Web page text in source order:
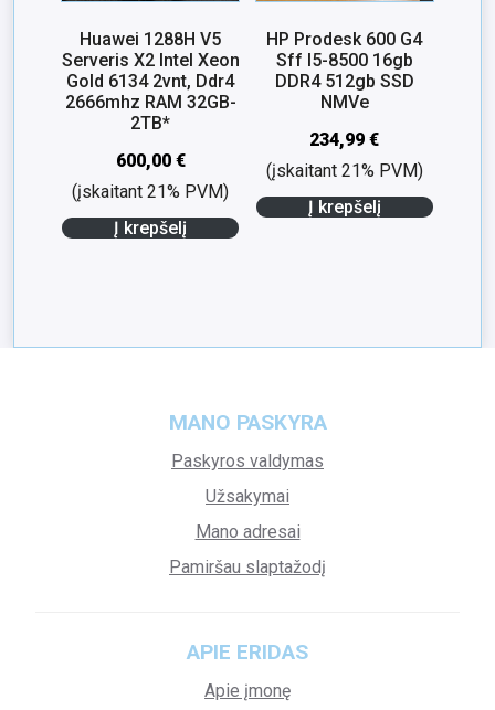
Huawei 1288H V5
Serveris X2 Intel Xeon
Gold 6134 2vnt, Ddr4
2666mhz RAM 32GB-
2TB*
600,00 €
(įskaitant 21% PVM)
Į krepšelį
HP Prodesk 600 G4
Sff I5-8500 16gb
DDR4 512gb SSD
NMVe
234,99€
(įskaitant 21% PVM)
Į krepšelį
MANO PASKYRA
Paskyros valdymas
Užsakymai
Mano adresai
Pamiršau slaptažodį
APIE ERIDAS
Apie įmonę